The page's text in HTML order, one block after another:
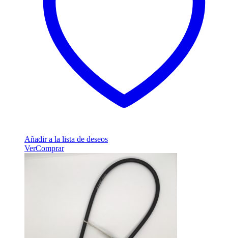
Añadir a la lista de deseos
VerComprar